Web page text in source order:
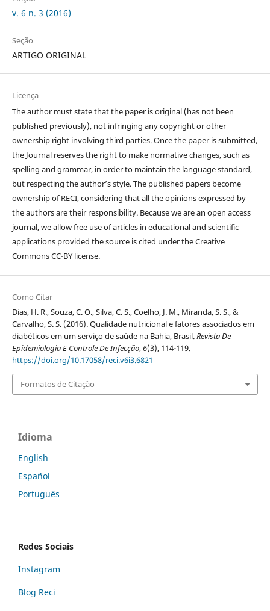
v. 6 n. 3 (2016)
Seção
ARTIGO ORIGINAL
Licença
The author must state that the paper is original (has not been
published previously), not infringing any copyright or other
ownership right involving third parties. Once the paper is submitted,
the Journal reserves the right to make normative changes, such as
spelling and grammar, in order to maintain the language standard,
but respecting the author’s style. The published papers become
ownership of RECI, considering that all the opinions expressed by
the authors are their responsibility. Because we are an open access
journal, we allow free use of articles in educational and scientific
applications provided the source is cited under the Creative
Commons CC-BY license.
Como Citar
Dias, H. R., Souza, C. O., Silva, C. S., Coelho, J. M., Miranda, S. S., &
Carvalho, S. S. (2016). Qualidade nutricional e fatores associados em
diabéticos em um serviço de saúde na Bahia, Brasil.Revista De
Epidemiologia E Controle De Infecção,6(3), 114-119.
https://doi.org/10.17058/reci.v6i3.6821
Formatos de Citação
Idioma
English
Español
Português
Redes Sociais
Instagram
Blog Reci